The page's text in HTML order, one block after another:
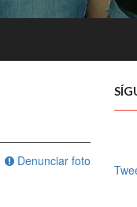
Denunciar foto